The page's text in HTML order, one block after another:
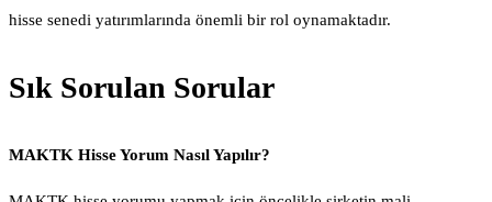
hisse senedi yatırımlarında önemli bir rol oynamaktadır.
Sık Sorulan Sorular
MAKTK Hisse Yorum Nasıl Yapılır?